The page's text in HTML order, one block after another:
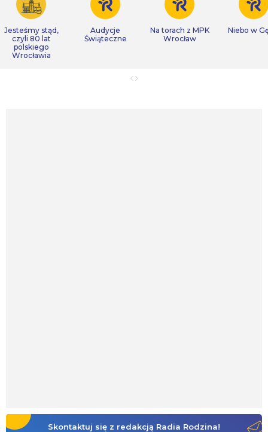
Jesteśmy stąd,
czyli 80 lat
polskiego
Wrocławia
Audycje
Świąteczne
Na torach z MPK
Wrocław
Niebo w
Skontaktuj się z redakcją Radia Rodzina!